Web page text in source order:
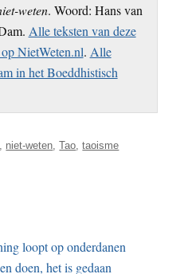
weten. Woord: Hans van
Alle teksten van deze
NietWeten.nl. Alle
in het Boeddhistisch
, niet-weten,Tao,taoisme
loopt op onderdanen
doen, het is gedaan